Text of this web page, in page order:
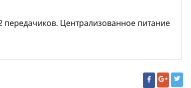
Централизованное питание